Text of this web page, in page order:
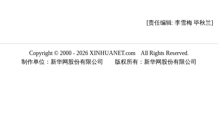
[责任编辑: 李雪梅 毕秋兰]
Copyright © 2000 - 2026 XINHUANET.com All Rights Reserved.
制作单位：新华网股份有限公司 版权所有：新华网股份有限公司